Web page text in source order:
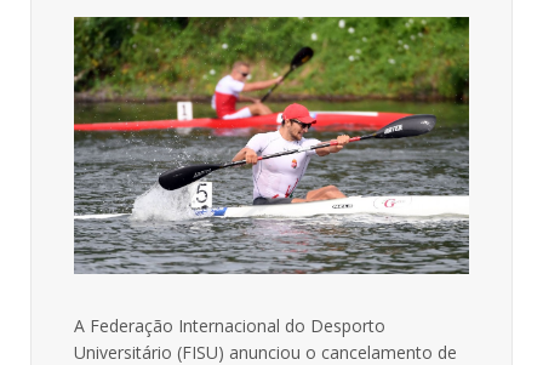
A Federação Internacional do Desporto
Universitário (FISU) anunciou o cancelamento de